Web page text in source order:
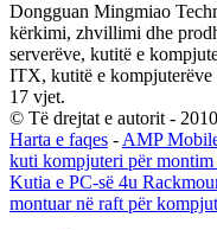
Dongguan Mingmiao
kërkimi, zhvillimi dhe
serverëve, kutitë e
ITX, kutitë e
17 vjet.
© Të drejtat e autorit -
Harta e faqes - AMP
kuti kompjuteri për montim
Kutia e PC-së 4u
montuar në raft për